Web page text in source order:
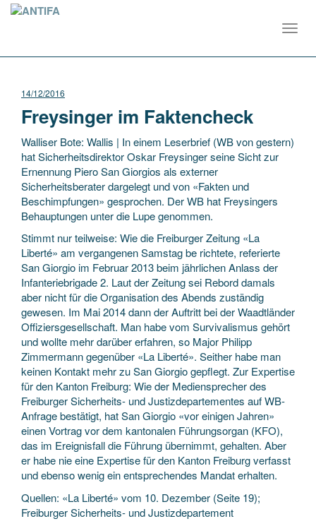
14/12/2016
Freysinger im Faktencheck
Walliser Bote: Wallis | In einem Leserbrief (WB von gestern)
hat Sicherheitsdirektor Oskar Freysinger seine Sicht zur
Ernennung Piero San Giorgios als externer
Sicherheitsberater dargelegt und von «Fakten und
Beschimpfungen» gesprochen. Der WB hat Freysingers
Behauptungen unter die Lupe genommen.
Stimmt nur teilweise: Wie die Freiburger Zeitung «La
Liberté» am vergangenen Samstag be richtete, referierte
San Giorgio im Februar 2013 beim jährlichen Anlass der
Infanteriebrigade 2. Laut der Zeitung sei Rebord damals
aber nicht für die Organisation des Abends zuständig
gewesen. Im Mai 2014 dann der Auftritt bei der Waadtländer
Offiziersgesellschaft. Man habe vom Survivalismus gehört
und wollte mehr darüber erfahren, so Major Philipp
Zimmermann gegenüber «La Liberté». Seither habe man
keinen Kontakt mehr zu San Giorgio gepflegt. Zur Expertise
für den Kanton Freiburg: Wie der Mediensprecher des
Freiburger Sicherheits- und Justizdepartementes auf WB-
Anfrage bestätigt, hat San Giorgio «vor einigen Jahren»
einen Vortrag vor dem kantonalen Führungsorgan (KFO),
das im Ereignisfall die Führung übernimmt, gehalten. Aber
er habe nie eine Expertise für den Kanton Freiburg verfasst
und ebenso wenig ein entsprechendes Mandat erhalten.
Quellen: «La Liberté» vom 10. Dezember (Seite 19);
Freiburger Sicherheits- und Justizdepartement